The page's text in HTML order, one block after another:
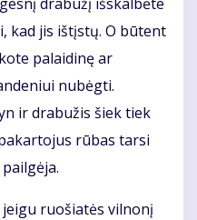
kad jis ištįstų. O būtent
palaidinę ar
nubėgti.
ir drabužis šiek tiek
rūbas tarsi
ruošiatės vilnonį